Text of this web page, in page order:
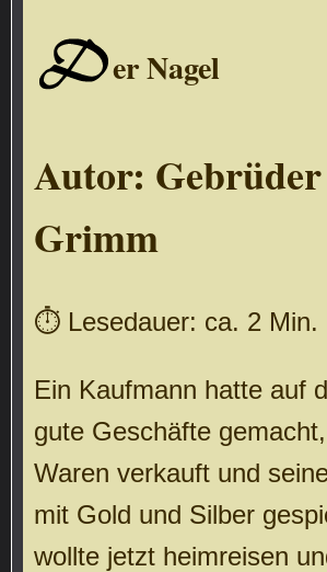
D
er Nagel
Autor: Gebrüder
Grimm
⏱ Lesedauer: ca. 2 Min.
Ein Kaufmann hatte auf
gute Geschäfte
Waren verkauft und
mit Gold und Silber
wollte jetzt heimreisen